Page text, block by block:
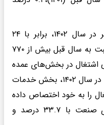
جمعیت شاغلان ۱۵ ساله و بیشتر در سال ۱۴۰۲، برابر با ۲۴
میلیون و ۴۹۰ هزار نفر بوده که نسبت به سال قبل بیش از ۷۷۰
اشتغال در بخش‌های عمده
فعالیت اقتصادی نشان می‌دهد که در سال ۱۴۰۲، بخش خدمات
را به خود اختصاص داده
است. در مراتب بعدی بخش‌های صنعت با ۳۳.۷ درصد و